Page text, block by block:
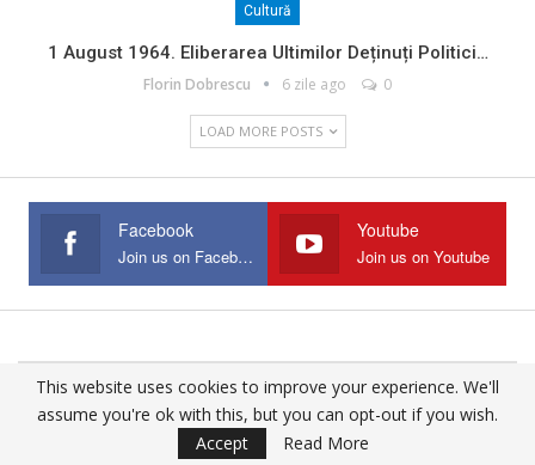
Cultură
1 August 1964. Eliberarea Ultimilor Deținuți Politici…
Florin Dobrescu 6 zile ago 0
LOAD MORE POSTS
Facebook
Join us on Facebook
Youtube
Join us on Youtube
© 2025 - All Rights Reserved.
Website Design:
This website uses cookies to improve your experience. We'll
assume you're ok with this, but you can opt-out if you wish.
Accept
Read More